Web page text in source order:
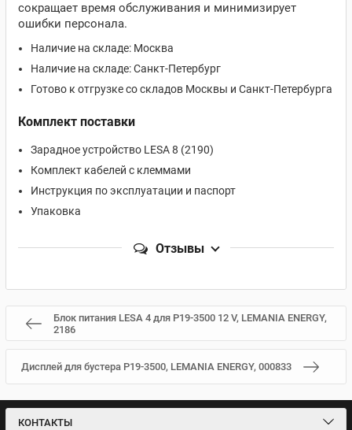
сокращает время обслуживания и минимизирует
ошибки персонала.
Наличие на складе: Москва
Наличие на складе: Санкт-Петербург
Готово к отгрузке со складов Москвы и Санкт-Петербурга
Комплект поставки
Зарадное устройство LESA 8 (2190)
Комплект кабелей с клеммами
Инструкция по эксплуатации и паспорт
Упаковка
Отзывы
Блок питания LESA 4 для P19-3500 12 V, LEMANIA ENERGY,
2186
Дисплей для бустера P19-3500, LEMANIA ENERGY, 000833
КОНТАКТЫ